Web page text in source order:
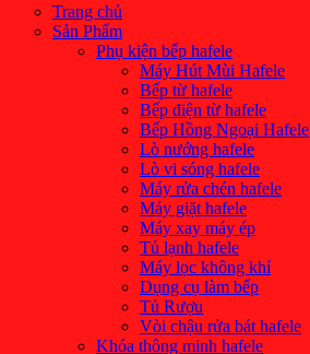
Trang chủ
Sản Phẩm
Phụ kiện bếp hafele
Máy Hút Mùi Hafele
Bếp từ hafele
Bếp điện từ hafele
Bếp Hồng Ngoại Hafele
Lò nướng hafele
Lò vi sóng hafele
Máy rửa chén hafele
Máy giặt hafele
Máy xay máy ép
Tủ lạnh hafele
Máy lọc không khí
Dụng cụ làm bếp
Tủ Rượu
Vòi chậu rửa bát hafele
Khóa thông minh hafele